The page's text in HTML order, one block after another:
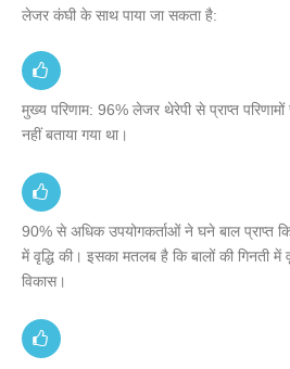
लेजर कंघी के साथ पाया जा सकता है:
मुख्य परिणाम: 96% लेजर थेरेपी से प्राप्त
नहीं बताया गया था।
90% से अधिक उपयोगकर्ताओं ने घने बाल प्राप्त
में वृद्धि की। इसका मतलब है कि बालों की गिनती में
विकास।